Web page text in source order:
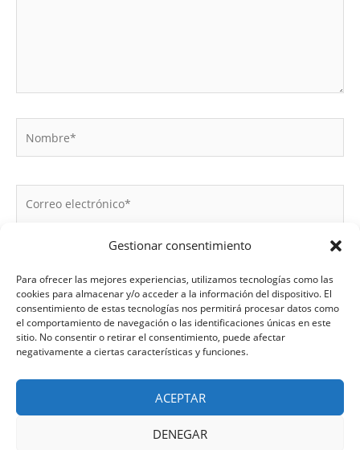
Gestionar consentimiento
Para ofrecer las mejores experiencias, utilizamos tecnologías como las
cookies para almacenar y/o acceder a la información del dispositivo. El
consentimiento de estas tecnologías nos permitirá procesar datos como
el comportamiento de navegación o las identificaciones únicas en este
sitio. No consentir o retirar el consentimiento, puede afectar
negativamente a ciertas características y funciones.
ACEPTAR
DENEGAR
Guarda mi nombre, correo electrónico y web en este
navegador para la próxima vez que comente.
Venta H2H